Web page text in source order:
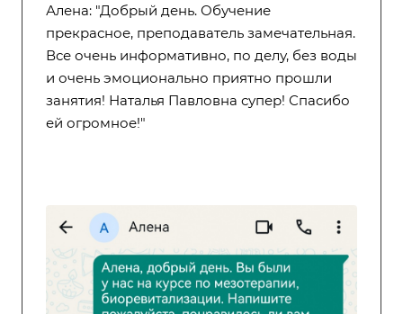
Алена: "Добрый день. Обучение
прекрасное, преподаватель замечательная.
Все очень информативно, по делу, без воды
и очень эмоционально приятно прошли
занятия! Наталья Павловна супер! Спасибо
ей огромное!"